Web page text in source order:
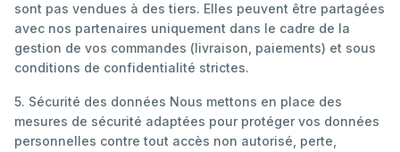
sont pas vendues à des tiers. Elles peuvent être partagées
avec nos partenaires uniquement dans le cadre de la
gestion de vos commandes (livraison, paiements) et sous
conditions de confidentialité strictes.
5. Sécurité des données Nous mettons en place des
mesures de sécurité adaptées pour protéger vos données
personnelles contre tout accès non autorisé, perte,